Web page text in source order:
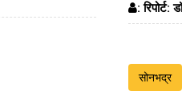
: रिपोर्ट:
सोनभद्र